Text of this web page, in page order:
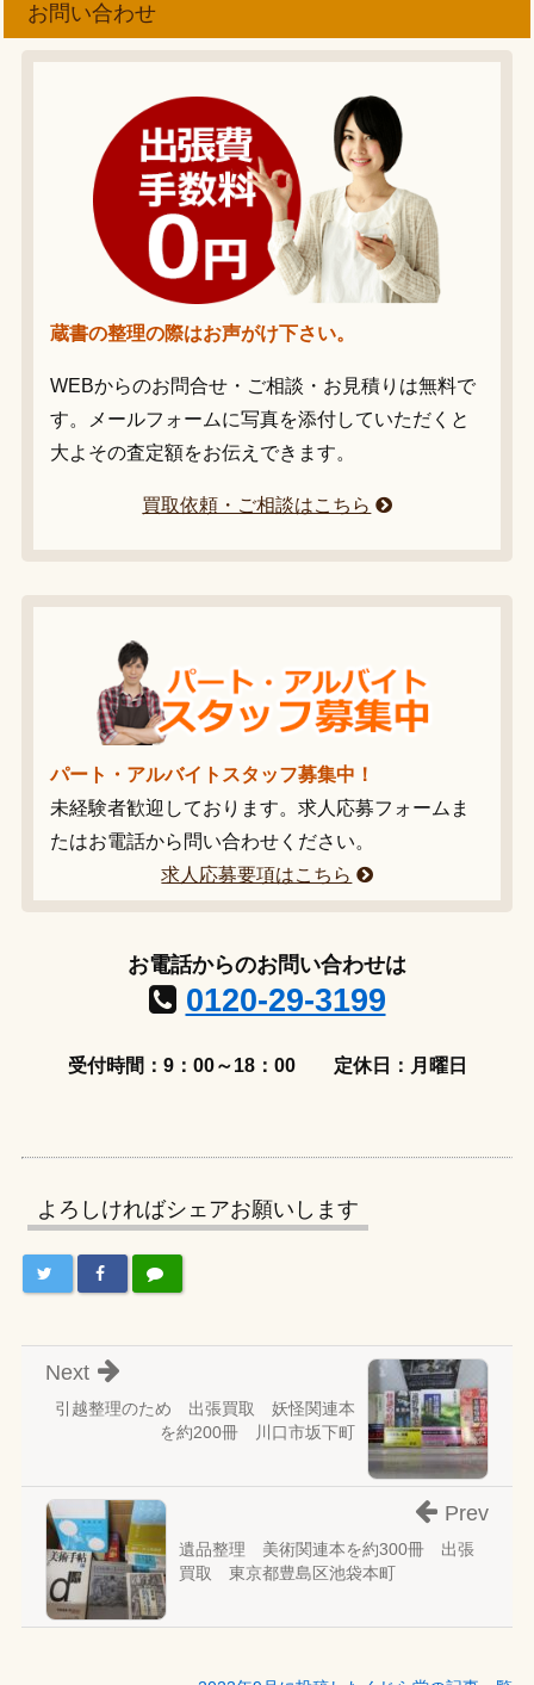
お問い合わせ
蔵書の整理の際はお声がけ下さい。
WEBからのお問合せ・ご相談・お見積りは無料で
す。メールフォームに写真を添付していただくと
大よその査定額をお伝えできます。
買取依頼・ご相談はこちら
パート・アルバイトスタッフ募集中！
未経験者歓迎しております。求人応募フォームま
たはお電話から問い合わせください。
求人応募要項はこちら
お電話からのお問い合わせは
0120-29-3199
受付時間：9：00～18：00 定休日：月曜日
よろしければシェアお願いします
引越整理のため 出張買取 妖怪関連本
を約200冊 川口市坂下町
Next
遺品整理 美術関連本を約300冊 出張
買取 東京都豊島区池袋本町
Prev